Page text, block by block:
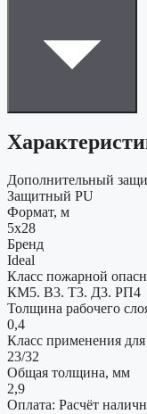
Дополнительный
Защитный PU
Формат, м
5x28
Бренд
Ideal
Класс пожарной
КМ5. В3. Т3. Д3. РП4
Толщина рабочего
0,4
Класс применения
23/32
Общая толщина, мм
2,9
Оплата: Расчёт